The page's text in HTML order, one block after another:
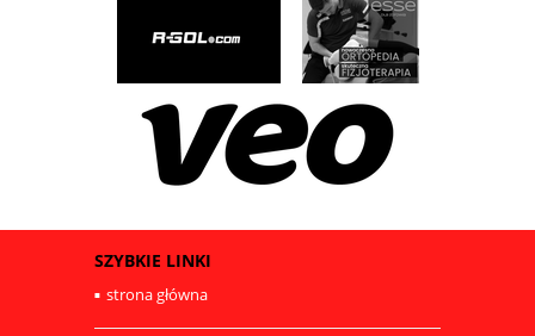
SZYBKIE LINKI
strona główna